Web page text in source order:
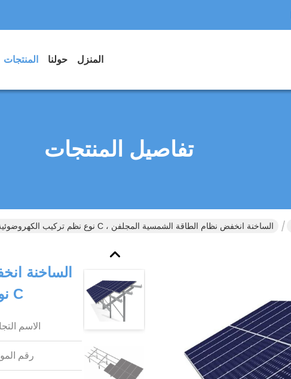
المنزل حولنا المنتجات
تفاصيل المنتجات
الساخنة انخفض نظام الطاقة الشمسية المجلفن ، C نوع نظم تركيب الكهروضوئية الشمسية
الساخنة
C نوع نظم تركيب الكهروضوئية الشمسية
الاسم
رقم